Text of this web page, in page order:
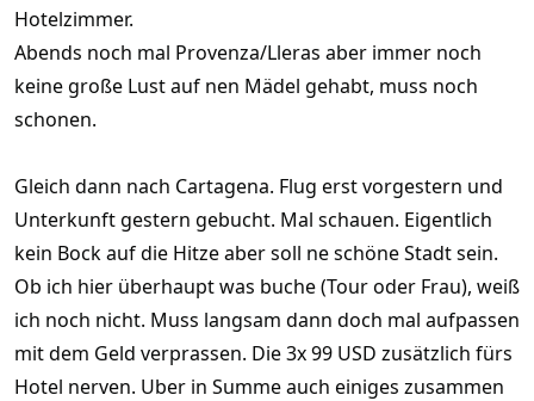
Hotelzimmer.
Abends noch mal Provenza/Lleras aber immer noch
keine große Lust auf nen Mädel gehabt, muss noch
schonen.
Gleich dann nach Cartagena. Flug erst vorgestern und
Unterkunft gestern gebucht. Mal schauen. Eigentlich
kein Bock auf die Hitze aber soll ne schöne Stadt sein.
Ob ich hier überhaupt was buche (Tour oder Frau), weiß
ich noch nicht. Muss langsam dann doch mal aufpassen
mit dem Geld verprassen. Die 3x 99 USD zusätzlich fürs
Hotel nerven. Uber in Summe auch einiges zusammen